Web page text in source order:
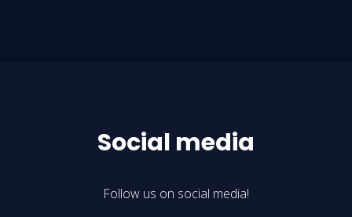
Social media
Follow us on social media!